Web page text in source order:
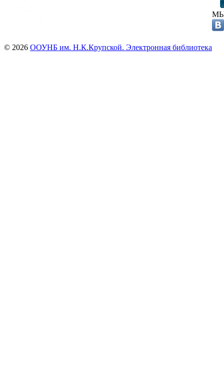
© 2026 ООУНБ им. Н.К.Крупской. Электронная библиотека